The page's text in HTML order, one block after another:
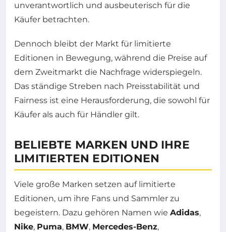
unverantwortlich und ausbeuterisch für die
Käufer betrachten.
Dennoch bleibt der Markt für limitierte
Editionen in Bewegung, während die Preise auf
dem Zweitmarkt die Nachfrage widerspiegeln.
Das ständige Streben nach Preisstabilität und
Fairness ist eine Herausforderung, die sowohl für
Käufer als auch für Händler gilt.
BELIEBTE MARKEN UND IHRE
LIMITIERTEN EDITIONEN
Viele große Marken setzen auf limitierte
Editionen, um ihre Fans und Sammler zu
begeistern. Dazu gehören Namen wie Adidas,
Nike, Puma, BMW, Mercedes-Benz,